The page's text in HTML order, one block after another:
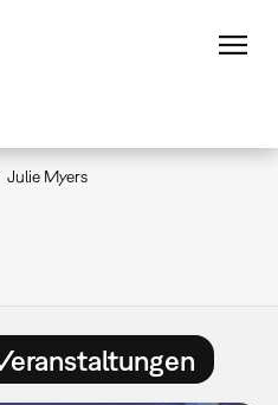
Julie Myers